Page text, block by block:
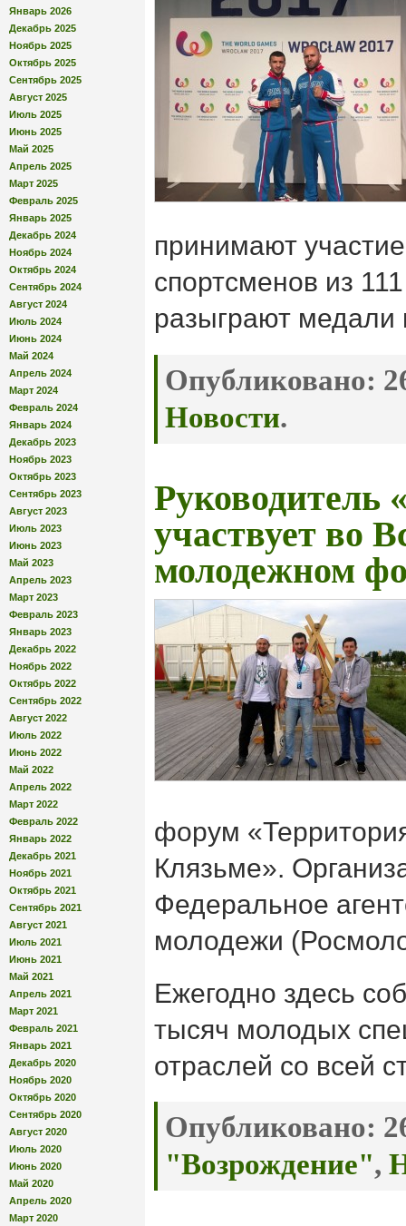
Январь 2026
Декабрь 2025
Ноябрь 2025
Октябрь 2025
Сентябрь 2025
Август 2025
Июль 2025
Июнь 2025
Май 2025
Апрель 2025
Март 2025
Февраль 2025
Январь 2025
Декабрь 2024
Ноябрь 2024
Октябрь 2024
Сентябрь 2024
Август 2024
Июль 2024
Июнь 2024
Май 2024
Апрель 2024
Март 2024
Февраль 2024
Январь 2024
Декабрь 2023
Ноябрь 2023
Октябрь 2023
Сентябрь 2023
Август 2023
Июль 2023
Июнь 2023
Май 2023
Апрель 2023
Март 2023
Февраль 2023
Январь 2023
Декабрь 2022
Ноябрь 2022
Октябрь 2022
Сентябрь 2022
Август 2022
Июль 2022
Июнь 2022
Май 2022
Апрель 2022
Март 2022
Февраль 2022
Январь 2022
Декабрь 2021
Ноябрь 2021
Октябрь 2021
Сентябрь 2021
Август 2021
Июль 2021
Июнь 2021
Май 2021
Апрель 2021
Март 2021
Февраль 2021
Январь 2021
Декабрь 2020
Ноябрь 2020
Октябрь 2020
Сентябрь 2020
Август 2020
Июль 2020
Июнь 2020
Май 2020
Апрель 2020
Март 2020
принимают
спортсменов из
разыграют медали
Опубликовано:
Новости.
Руководитель
участвует во
молодежном
форум
Клязьме».
Федеральное
молодежи
Ежегодно здесь
тысяч молодых
отраслей со всей
Опубликовано:
"Возрождение",